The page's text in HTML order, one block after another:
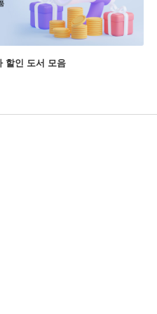
할인 도서 모음